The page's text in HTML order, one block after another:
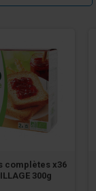
complètes x36
300g